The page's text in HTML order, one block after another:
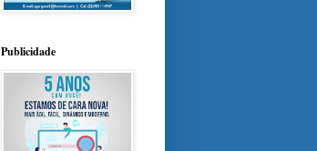
Publicidade